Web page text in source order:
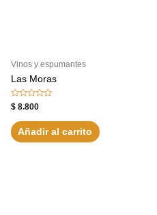
Vinos y espumantes
Las Moras
Valorado
con
de
5
$ 8.800
Añadir al carrito